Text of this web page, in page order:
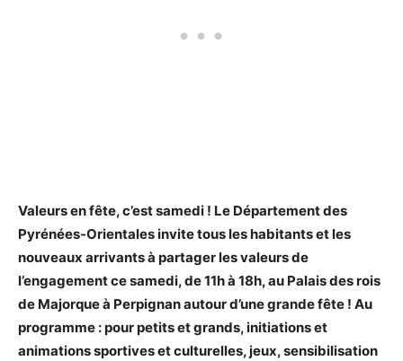
Valeurs en fête, c’est samedi ! Le Département des
Pyrénées-Orientales invite tous les habitants et les
nouveaux arrivants à partager les valeurs de
l’engagement ce samedi, de 11h à 18h, au Palais des rois
de Majorque à Perpignan autour d’une grande fête ! Au
programme : pour petits et grands, initiations et
animations sportives et culturelles, jeux, sensibilisation